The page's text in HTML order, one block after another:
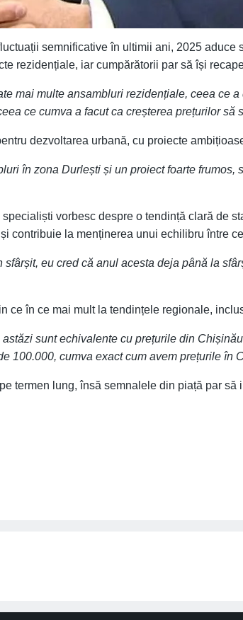
semnificative în ultimii ani, 2025 aduce
rezidențiale, iar cumpărătorii par să își
mai multe ansambluri rezidențiale, ceea ce
ce cumva a facut ca creșterea prețurilor să
dezvoltarea urbană, cu proiecte
în zona Durlești și un proiect foarte frumos,
vorbesc despre o tendință clară de
contribuie la menținerea unui echilibru între
sfârșit, eu cred că anul acesta deja până la
ce în ce mai mult la tendințele regionale,
sunt echivalente cu prețurile din
100.000, cumva exact cum avem prețurile în
termen lung, însă semnalele din piață par